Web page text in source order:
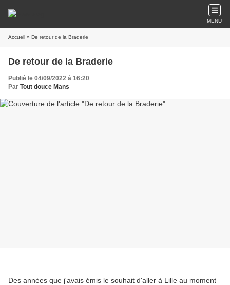
MENU
Accueil » De retour de la Braderie
De retour de la Braderie
Publié le 04/09/2022 à 16:20
Par Tout douce Mans
Des années que j'avais émis le souhait d'aller à Lille au moment